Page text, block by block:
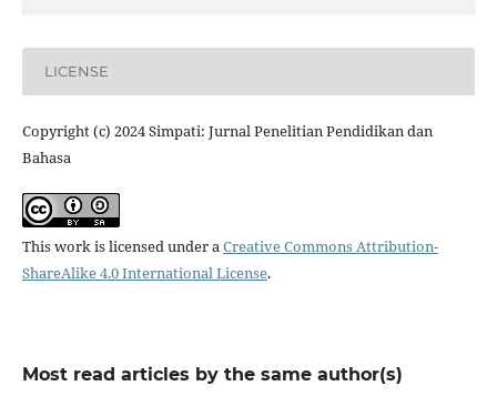
LICENSE
Copyright (c) 2024 Simpati: Jurnal Penelitian Pendidikan dan
Bahasa
This work is licensed under aCreative Commons Attribution-
ShareAlike 4.0 International License.
Most read articles by the same author(s)